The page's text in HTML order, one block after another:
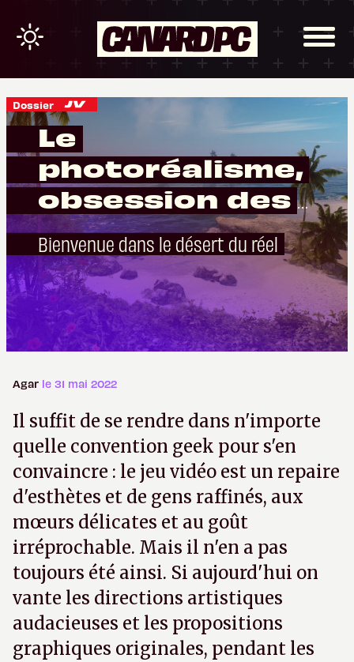
Dossier
Le
photoréalisme,
obsession des
années 1990
Bienvenue dans le désert du réel
Agar le 31 mai 2022
Il suffit de se rendre dans n'importe
quelle convention geek pour s'en
convaincre : le jeu vidéo est un repaire
d'esthètes et de gens raffinés, aux
mœurs délicates et au goût
irréprochable. Mais il n'en a pas
toujours été ainsi. Si aujourd'hui on
vante les directions artistiques
audacieuses et les propositions
graphiques originales, pendant les